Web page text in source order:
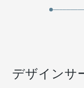
デザインサ